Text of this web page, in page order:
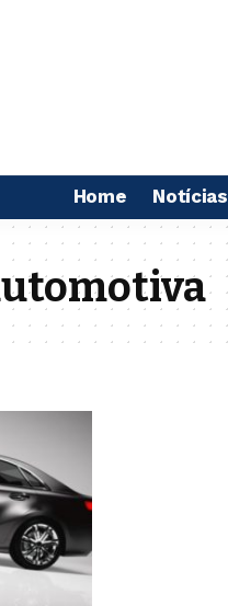
Home Notícias